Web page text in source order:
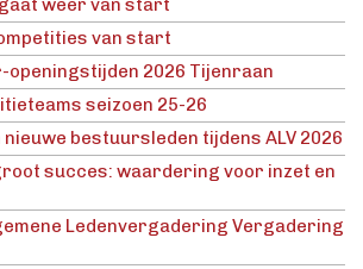
weer van start
van start
openingstijden 2026 Tijenraan
seizoen 25-26
bestuursleden tijdens ALV 2026
succes: waardering voor inzet en
Ledenvergadering Vergadering